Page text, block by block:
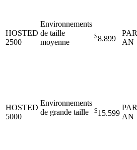
HOSTED
2500
Environnements
de taille
moyenne
$8.899
PAR
AN
HOSTED
5000
Environnements
de grande taille
$15.599
PAR
AN